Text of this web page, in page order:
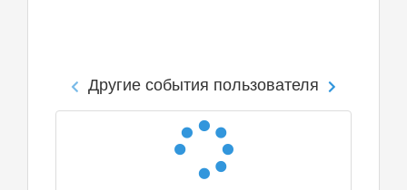
Другие события пользователя